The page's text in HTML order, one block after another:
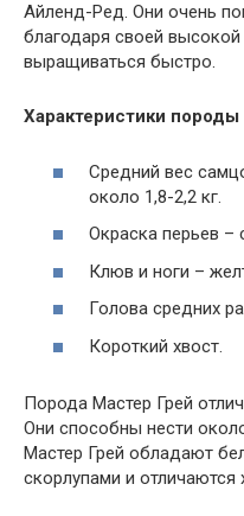
Айленд-Ред. Они очень
благодаря своей
выращиваться быстро.
Характеристики
Средний вес
около 1,8-2,2 кг.
Окраска перьев –
Клюв и ноги –
Голова средних
Короткий хвост.
Порода Мастер Грей
Они способны нести
Мастер Грей обладают
скорлупами и